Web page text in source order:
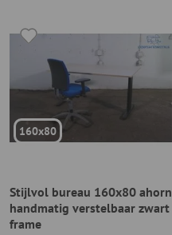
160x80
Stijlvol bureau 160x80 ahorn
handmatig verstelbaar zwart
frame